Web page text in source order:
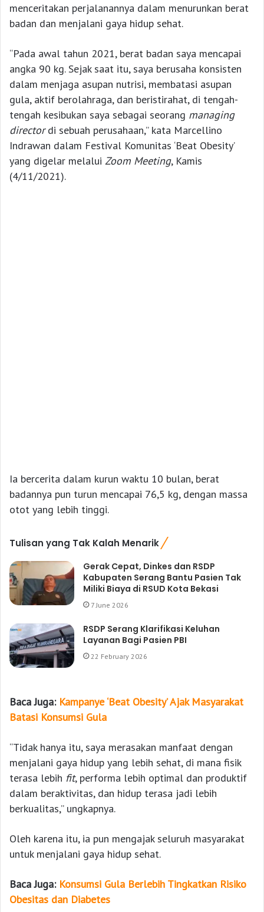
menceritakan perjalanannya dalam menurunkan berat
badan dan menjalani gaya hidup sehat.
“Pada awal tahun 2021, berat badan saya mencapai
angka 90 kg. Sejak saat itu, saya berusaha konsisten
dalam menjaga asupan nutrisi, membatasi asupan
gula, aktif berolahraga, dan beristirahat, di tengah-
tengah kesibukan saya sebagai seorang managing
directordi sebuah perusahaan,” kata Marcellino
Indrawan dalam Festival Komunitas ‘Beat Obesity’
yang digelar melalui Zoom Meeting, Kamis
(4/11/2021).
Ia bercerita dalam kurun waktu 10 bulan, berat
badannya pun turun mencapai 76,5 kg, dengan massa
otot yang lebih tinggi.
Tulisan yang Tak Kalah Menarik
Gerak Cepat, Dinkes dan RSDP
Kabupaten Serang Bantu Pasien Tak
Miliki Biaya di RSUD Kota Bekasi
7 June 2026
RSDP Serang Klarifikasi Keluhan
Layanan Bagi Pasien PBI
22 February 2026
Baca Juga: Kampanye ‘Beat Obesity’ Ajak Masyarakat
Batasi Konsumsi Gula
“Tidak hanya itu, saya merasakan manfaat dengan
menjalani gaya hidup yang lebih sehat, di mana fisik
terasa lebih fit, performa lebih optimal dan produktif
dalam beraktivitas, dan hidup terasa jadi lebih
berkualitas,” ungkapnya.
Oleh karena itu, ia pun mengajak seluruh masyarakat
untuk menjalani gaya hidup sehat.
Baca Juga: Konsumsi Gula Berlebih Tingkatkan Risiko
Obesitas dan Diabetes